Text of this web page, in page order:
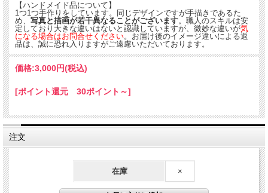
【ハンドメイド品について】
1つ1つ手作りをしています。同じデザインですが手描きであるた
め、 写真と描画が若干異なることがございます。職人のスキルは安
定しており大きな違いはないと認識していますが、微妙な違いが気
になる場合はお問合せください。お届け後のイメージ違いによる返
品は、誠に恐れ入りますがご遠慮いただいております。
価格:3,000円(税込)
[ポイント還元 30ポイント～]
注文
在庫 ×